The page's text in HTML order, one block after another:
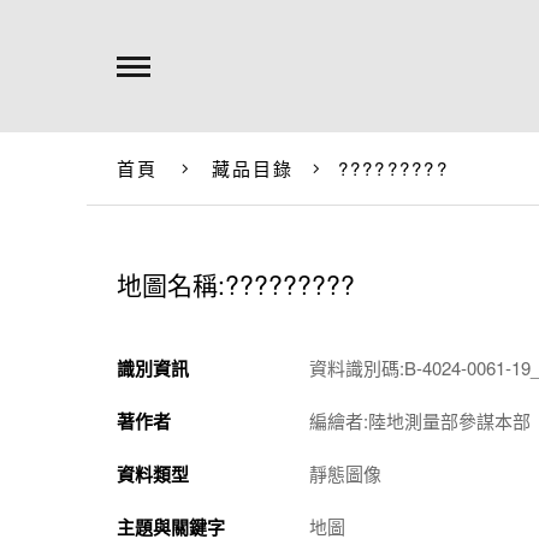
首頁 藏品目錄 ?????????
地圖名稱:?????????
識別資訊 資料識別碼:B-4024-0061-
著作者 編繪者:陸地測量部參謀本部
資料類型 靜態圖像
主題與關鍵字 地圖